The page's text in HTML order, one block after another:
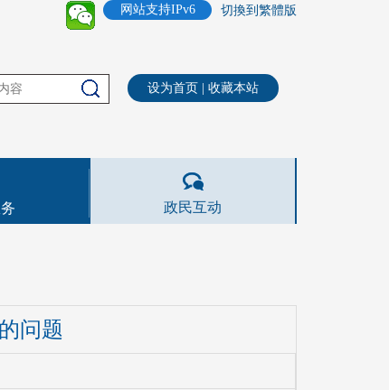
切換到繁體版
网站支持IPv6
设为首页 收藏本站
政民互动
问题